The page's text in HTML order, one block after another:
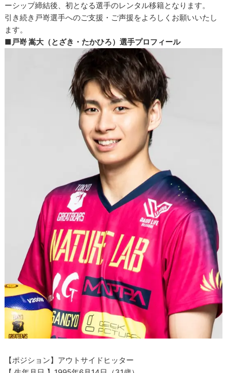
ーシップ締結後、初となる選手のレンタル移籍となります。
引き続き戸嵜選手へのご支援・ご声援をよろしくお願いいたし
ます。
■戸嵜 嵩大（とざき・たかひろ）選手プロフィール
【ポジション】アウトサイドヒッター